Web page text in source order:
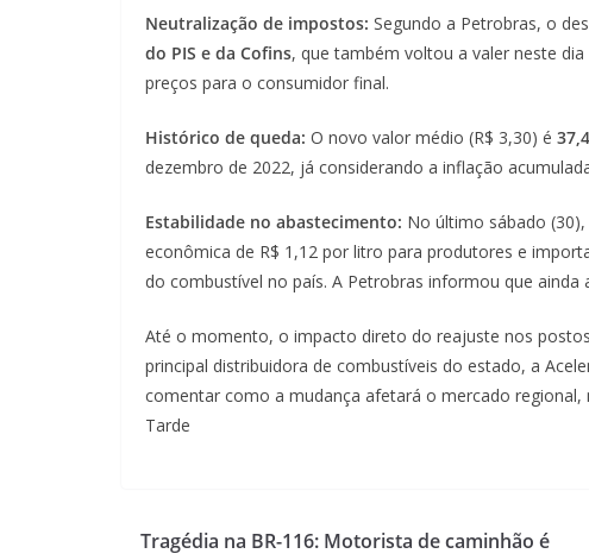
Neutralização de impostos: Segundo a Petrobras, o
do PIS e da Cofins, que também voltou a valer neste
preços para o consumidor final.
Histórico de queda: O novo valor médio (R$ 3,30) é
dezembro de 2022, já considerando a inflação
Estabilidade no abastecimento: No último sábado
econômica de R$ 1,12 por litro para produtores e
do combustível no país. A Petrobras informou que ainda
Até o momento, o impacto direto do reajuste nos
principal distribuidora de combustíveis do estado, a
comentar como a mudança afetará o mercado
Tarde
Tragédia na BR-116: Motorista de caminhão é